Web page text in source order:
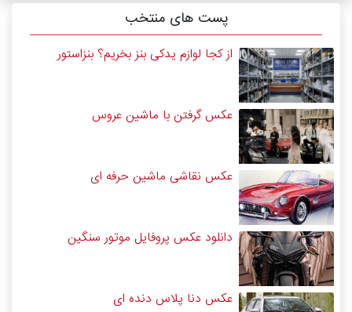
پست های منتخب
از کجا لوازم یدکی بنز بخریم؟ بنزاستور
عکس گرفتن با ماشین عروس
عکس نقاشی ماشین حرفه ای
دانلود عکس پروفایل موتور سنگین
عکس دنا پلاس دنده ای